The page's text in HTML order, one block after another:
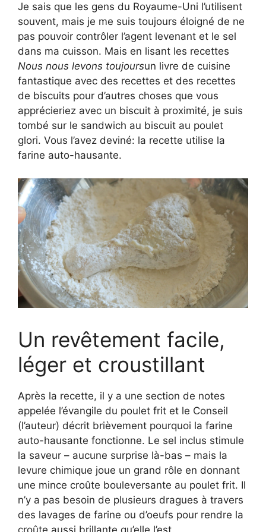
Je sais que les gens du Royaume-Uni l’utilisent
souvent, mais je me suis toujours éloigné de ne
pas pouvoir contrôler l’agent levenant et le sel
dans ma cuisson. Mais en lisant les recettes
Nous nous levons toujoursun livre de cuisine
fantastique avec des recettes et des recettes
de biscuits pour d’autres choses que vous
apprécieriez avec un biscuit à proximité, je suis
tombé sur le sandwich au biscuit au poulet
glori. Vous l’avez deviné: la recette utilise la
farine auto-hausante.
Un revêtement facile,
léger et croustillant
Après la recette, il y a une section de notes
appelée l’évangile du poulet frit et le Conseil
(l’auteur) décrit brièvement pourquoi la farine
auto-hausante fonctionne. Le sel inclus stimule
la saveur – aucune surprise là-bas – mais la
levure chimique joue un grand rôle en donnant
une mince croûte bouleversante au poulet frit. Il
n’y a pas besoin de plusieurs dragues à travers
des lavages de farine ou d’oeufs pour rendre la